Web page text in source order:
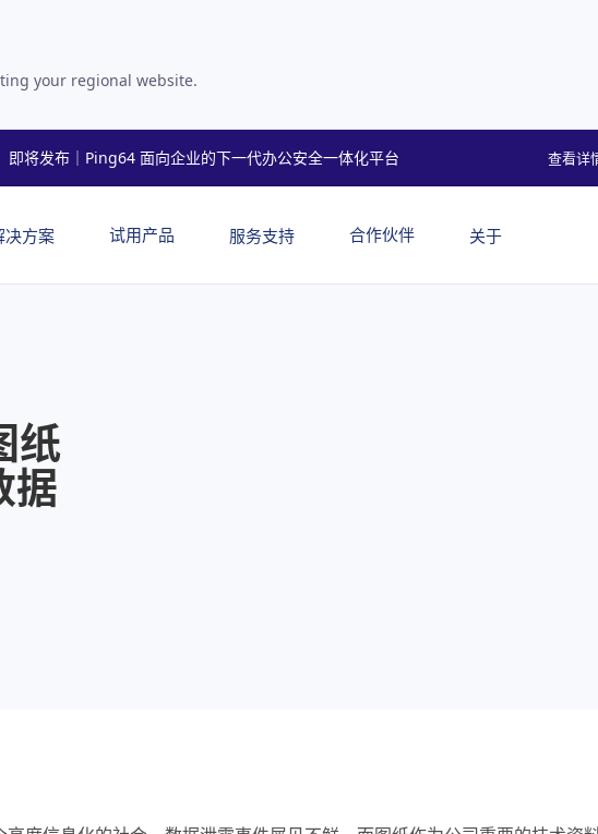
your regional website.
即将发布｜Ping64 面向企业的下一代办公安全一体化平台 查看详
决方案 试用产品 服务支持 合作伙伴 关于
纸
据